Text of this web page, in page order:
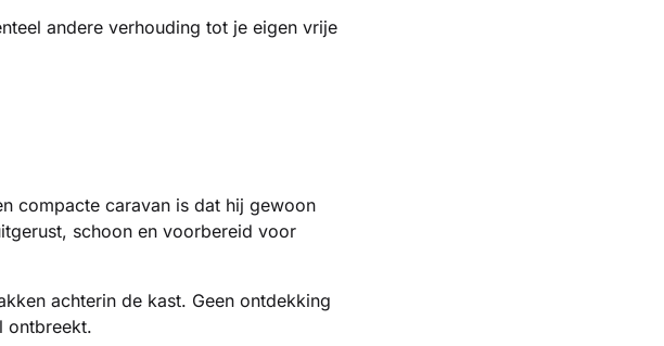
andere verhouding tot je eigen vrije
compacte caravan is dat hij gewoon
schoon en voorbereid voor
achterin de kast. Geen ontdekking
ontbreekt.